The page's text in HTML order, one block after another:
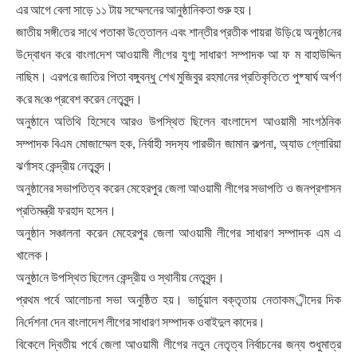
এর আগে বেলা সাড়ে ১১ টায় সম্মেলনের আনুষ্ঠানিকতা শুরু হয়।
জাতীয় সঙ্গী‌তের সা‌থে পতাকা উ‌ত্তোলন এবং শান্তীর প্রতীক পায়রা উ‌ড়ি‌য়ে অনুষ্ঠা‌নের
উ‌দ্বোধন ক‌রে বাংলা‌দেশ আওয়ামী লী‌গের যুগ্ম সাধারণ সম্পাদক আ ফ ম বাহাউদ্দিন
নাছিম। এরপ‌রে জা‌তির পিতা বঙ্গুবন্ধু শেখ মু‌জিবুর রহমা‌নের প্রতিকৃ‌তি‌তে পুষ্ষার্ঘ অর্পণ
ক‌রে ম‌ঞ্চে‌ প্রবেশ করেন নেতৃবুন্দ।
অনুষ্ঠানে অতিথি হিসেবে আরও উপস্থিত ছিলেন বাংলাদেশ আওয়ামী সাংগঠনিক
সম্পাদক বিএম মোজাম্মেল হক, নির্বাহী সদস‌্য পারভীন জামান কল্পনা, অ‌্যাড গ্লো‌রিয়া
ঝর্ণাসহ কেন্দ্রীয় নেতৃবৃন্দ।
অনুষ্ঠানের সভাপতিত্ব করেন মেহেরপুর জেলা আওয়ামী লীগের সভাপতি ও জনপ্রশাসন
প্রতিমন্ত্রী ফরহাদ হসেন।
অনুষ্ঠান সঞ্চালনা করেন মেহেরপুর জেলা আওয়ামী লীগের সাধারণ সম্পাদক এম এ
খালেক।
অনুষ্ঠা‌নে উপ‌স্থিত ছিলেন কেন্দ্রীয় ও স্থানীয় নেতৃবৃন্দ।
প্রথম পর্বে আলোচনা সভা অনুষ্ঠিত হয়। ভার্চুয়াল বক্তৃতায় নেতাকমর্ীদের দিক
নি‌র্দেশনা দেন বাংলাদেশ লীগের সাধারণ সম্পাদক ওবাইদুল কাদের।
বিকেলে দ্বিতীয় পর্বে জেলা আওয়ামী লীগের নতুন নেতৃত্ব নির্বাচনের জন্য শুধুমাত্র